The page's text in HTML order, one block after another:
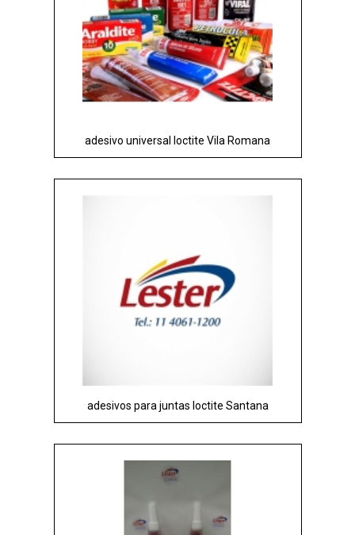
adesivo universal loctite Vila Romana
adesivos para juntas loctite Santana